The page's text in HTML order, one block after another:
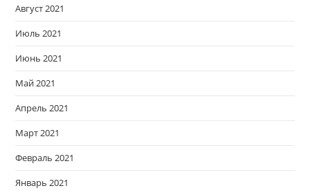
Август 2021
Июль 2021
Июнь 2021
Май 2021
Апрель 2021
Март 2021
Февраль 2021
Январь 2021